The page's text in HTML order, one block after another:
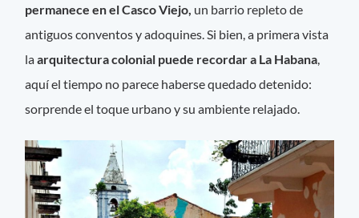
permanece en el Casco Viejo, un barrio repleto de
antiguos conventos y adoquines. Si bien, a primera vista
laarquitectura colonial puede recordar a La Habana,
aquí el tiempo no parece haberse quedado detenido:
sorprende el toque urbano y su ambiente relajado.